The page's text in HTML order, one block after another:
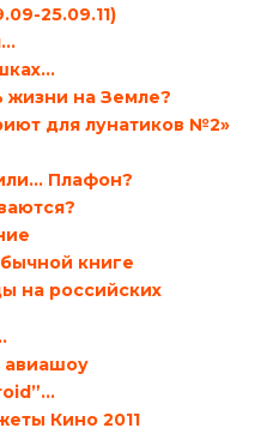
25.09.11)
на Земле?
для лунатиков №2»
Плафон?
книге
на российских
авиашоу
Кино 2011